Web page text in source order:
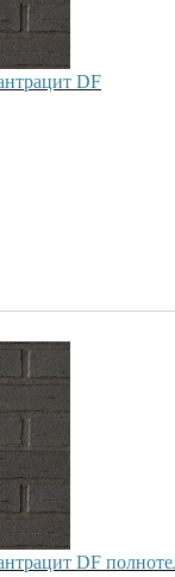
DF
DF